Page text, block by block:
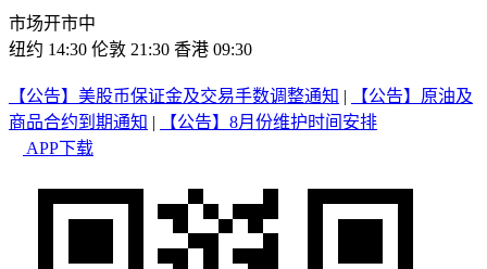
市场开市中
纽约 14:30 伦敦 21:30 香港 09:30
【公告】美股币保证金及交易手数调整通知 |
【公告】原油及
商品合约到期通知 |
【公告】8月份维护时间安排
APP下载